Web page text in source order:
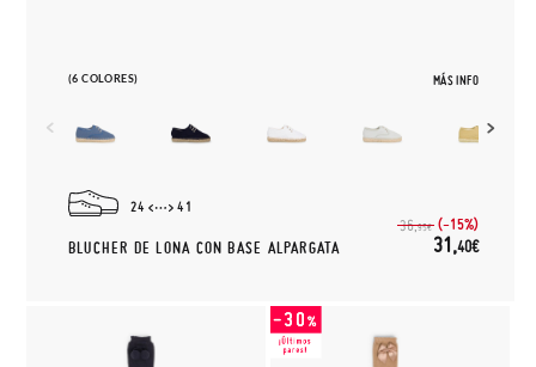
(6 COLORES) MÁS INFO
24 41
BLUCHER DE LONA CON BASE ALPARGATA
36,95€ (-15%)
31,40€